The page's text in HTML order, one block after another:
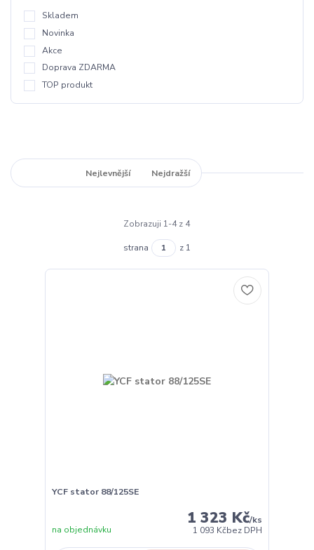
Skladem
Novinka
Akce
Doprava ZDARMA
TOP produkt
Nejlevnější Nejdražší
Zobrazuji 1-4 z 4
strana z 1
YCF stator 88/125SE
1 323 Kč/ks
1 093 Kčbez DPH
na objednávku